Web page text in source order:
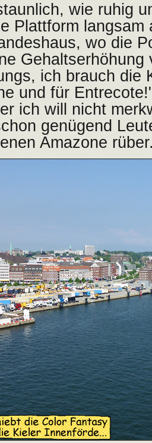
wie ruhig
Plattform
wo die
ich brauch die
und für
ich will nicht
genügend
Amazone